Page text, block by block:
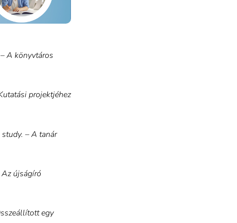
A könyvtáros
projektjéhez
– A tanár
újságíró
egy